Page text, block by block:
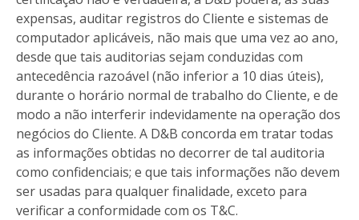
expensas, auditar registros do Cliente e sistemas de
computador aplicáveis, não mais que uma vez ao ano,
desde que tais auditorias sejam conduzidas com
antecedência razoável (não inferior a 10 dias úteis),
durante o horário normal de trabalho do Cliente, e de
modo a não interferir indevidamente na operação dos
negócios do Cliente. A D&B concorda em tratar todas
as informações obtidas no decorrer de tal auditoria
como confidenciais; e que tais informações não devem
ser usadas para qualquer finalidade, exceto para
verificar a conformidade com os T&C.